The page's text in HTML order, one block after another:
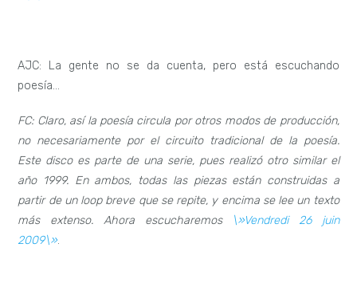
AJC: La gente no se da cuenta, pero está escuchando
poesía…
FC: Claro, así la poesía circula por otros modos de producción,
no necesariamente por el circuito tradicional de la poesía.
Este disco es parte de una serie, pues realizó otro similar el
año 1999. En ambos, todas las piezas están construidas a
partir de un loop breve que se repite, y encima se lee un texto
más extenso. Ahora escucharemos
\»Vendredi 26 juin
2009\».